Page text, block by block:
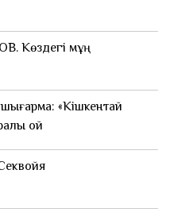
Көздегі мұң
«Кішкентай
ой